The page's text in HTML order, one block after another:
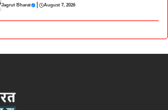
Jagrut Bharat | August 7, 2026